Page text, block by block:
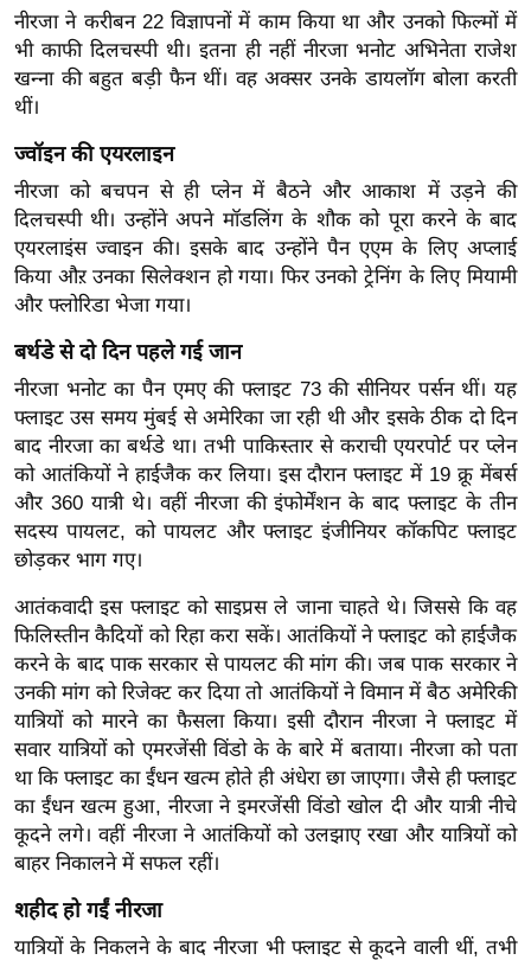
सा
हि
त्य
ज
ग
त
ऑ
टो
व
र्ल्ड
न्यू
ज
ब्री
फ
म
नो
रं
ज
न
ज
ग
त
बॉ
ली
वु
ड
हॉ
वु
ड
नीरजा ने करीबन 22 विज्ञापनों में काम किया था और उनको फिल्मों में
भी काफी दिलचस्पी थी। इतना ही नहीं नीरजा भनोट अभिनेता राजेश
खन्ना की बहुत बड़ी फैन थीं। वह अक्सर उनके डायलॉग बोला करती
थीं।
ज्वॉइन की एयरलाइन
नीरजा को बचपन से ही प्लेन में बैठने और आकाश में उड़ने की
दिलचस्पी थी। उन्होंने अपने मॉडलिंग के शौक को पूरा करने के बाद
एयरलाइंस ज्वाइन की। इसके बाद उन्होंने पैन एएम के लिए अप्लाई
किया औऱ उनका सिलेक्शन हो गया। फिर उनको ट्रेनिंग के लिए मियामी
और फ्लोरिडा भेजा गया।
बर्थडे से दो दिन पहले गई जान
नीरजा भनोट का पैन एमए की फ्लाइट 73 की सीनियर पर्सन थीं। यह
फ्लाइट उस समय मुंबई से अमेरिका जा रही थी और इसके ठीक दो दिन
बाद नीरजा का बर्थडे था। तभी पाकिस्तार से कराची एयरपोर्ट पर प्लेन
को आतंकियों ने हाईजैक कर लिया। इस दौरान फ्लाइट में 19 क्रू मेंबर्स
और 360 यात्री थे। वहीं नीरजा की इंफोर्मेंशन के बाद फ्लाइट के तीन
सदस्य पायलट, को पायलट और फ्लाइट इंजीनियर कॉकपिट फ्लाइट
छोड़कर भाग गए।
आतंकवादी इस फ्लाइट को साइप्रस ले जाना चाहते थे। जिससे कि वह
फिलिस्तीन कैदियों को रिहा करा सकें। आतंकियों ने फ्लाइट को हाईजैक
करने के बाद पाक सरकार से पायलट की मांग की। जब पाक सरकार ने
उनकी मांग को रिजेक्ट कर दिया तो आतंकियों ने विमान में बैठ अमेरिकी
यात्रियों को मारने का फैसला किया। इसी दौरान नीरजा ने फ्लाइट में
सवार यात्रियों को एमरजेंसी विंडो के के बारे में बताया। नीरजा को पता
था कि फ्लाइट का ईंधन खत्म होते ही अंधेरा छा जाएगा। जैसे ही फ्लाइट
का ईंधन खत्म हुआ, नीरजा ने इमरजेंसी विंडो खोल दी और यात्री नीचे
कूदने लगे। वहीं नीरजा ने आतंकियों को उलझाए रखा और यात्रियों को
बाहर निकालने में सफल रहीं।
शहीद हो गईं नीरजा
यात्रियों के निकलने के बाद नीरजा भी फ्लाइट से कूदने वाली थीं, तभी